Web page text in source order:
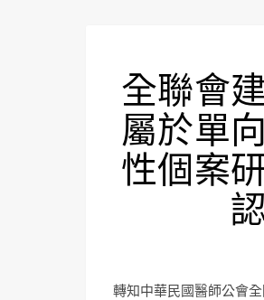
全聯會
屬於單
性個案
轉知中華民國醫師公會